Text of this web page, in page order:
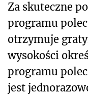
Za skuteczne
programu
otrzymuje
wysokości
programu
jest